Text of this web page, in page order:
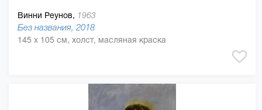
Винни Реунов, 1963
Без названия, 2018
145 x 105 см, холст, масляная краска